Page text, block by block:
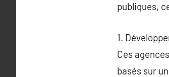
publiques,
1.
Ces
basés sur